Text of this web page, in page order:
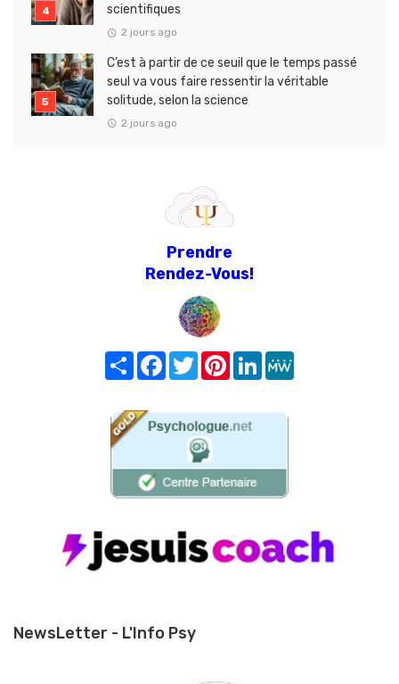
scientifiques
2 jours ago
C’est à partir de ce seuil que le temps passé
seul va vous faire ressentir la véritable
solitude, selon la science
2 jours ago
Prendre
Rendez-Vous!
Share FacebookTwitterPinterest
LinkedIn
NewsLetter - L'Info Psy